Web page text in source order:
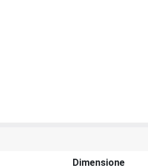
Dimensione